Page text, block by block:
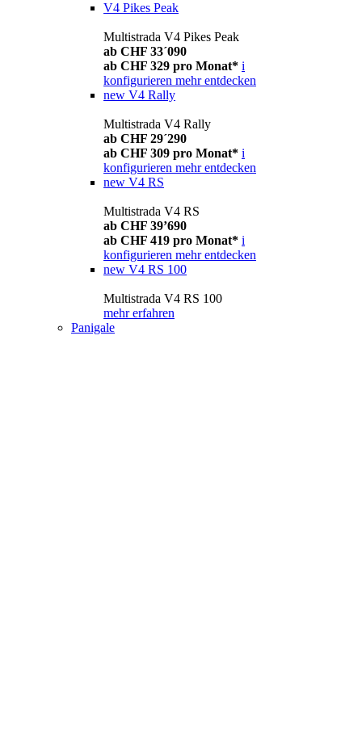
V4 Pikes Peak
Multistrada V4 Pikes Peak
ab CHF 33´090
ab CHF 329 pro Monat* i
konfigurieren mehr entdecken
new V4 Rally
Multistrada V4 Rally
ab CHF 29´290
ab CHF 309 pro Monat* i
konfigurieren mehr entdecken
new V4 RS
Multistrada V4 RS
ab CHF 39’690
ab CHF 419 pro Monat* i
konfigurieren mehr entdecken
new V4 RS 100
Multistrada V4 RS 100
mehr erfahren
Panigale